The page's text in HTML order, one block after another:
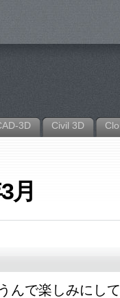
3D Civil 3D
月
んで楽しみにし